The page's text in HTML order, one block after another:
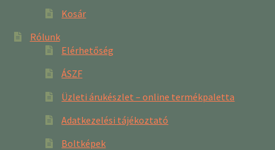
Kosár
Rólunk
Elérhetőség
ÁSZF
Üzleti árukészlet – online termékpaletta
Adatkezelési tájékoztató
Boltképek